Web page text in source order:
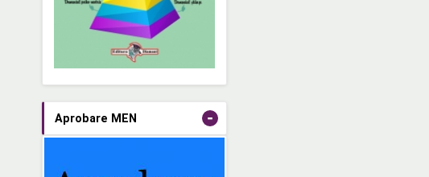
Aprobare MEN -